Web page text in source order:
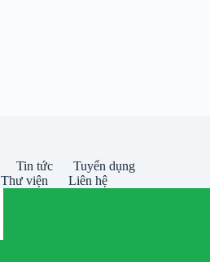
Tin tức
Tuyển dụng
Thư viện Liên hệ